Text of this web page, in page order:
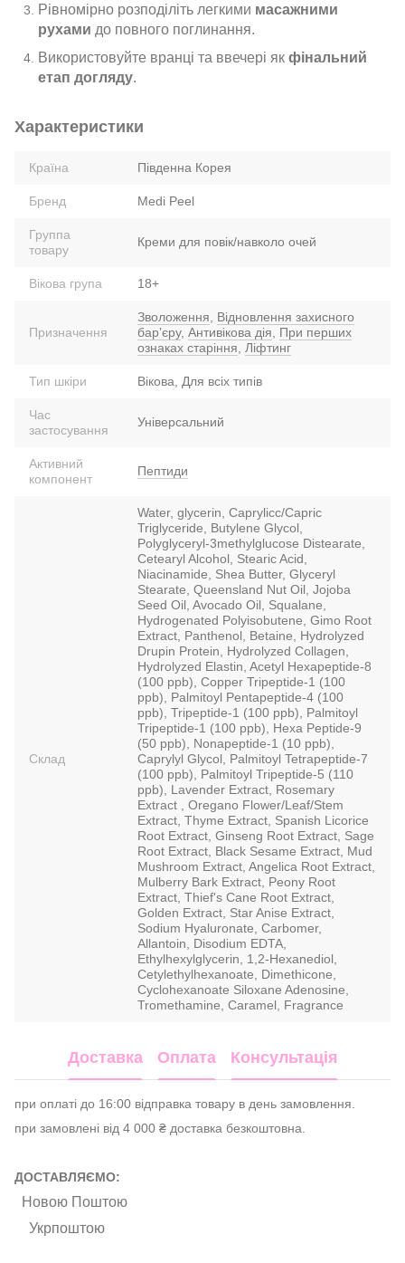
Рівномірно розподіліть легкими масажними
рухами до повного поглинання.
Використовуйте вранці та ввечері як фінальний
етап догляду.
Характеристики
Країна Південна Корея
Бренд Medi Peel
Группа
товару
Креми для повік/навколо очей
Вікова група 18+
Призначення
Зволоження
Відновлення захисного
барʼєру, Антивікова дія
При перших
ознаках старіння
Ліфтинг
Тип шкіри Вікова, Для всіх типів
Час
застосування
Універсальний
Активний
компонент
Пептиди
Склад
Water, glycerin, Caprylicc/Capric
Triglyceride, Butylene Glycol,
Polyglyceryl-3methylglucose Distearate,
Cetearyl Alcohol, Stearic Acid,
Niacinamide, Shea Butter, Glyceryl
Stearate, Queensland Nut Oil, Jojoba
Seed Oil, Avocado Oil, Squalane,
Hydrogenated Polyisobutene, Gimo Root
Extract, Panthenol, Betaine, Hydrolyzed
Drupin Protein, Hydrolyzed Collagen,
Hydrolyzed Elastin, Acetyl Hexapeptide-8
(100 ppb), Copper Tripeptide-1 (100
ppb), Palmitoyl Pentapeptide-4 (100
ppb), Tripeptide-1 (100 ppb), Palmitoyl
Tripeptide-1 (100 ppb), Hexa Peptide-9
(50 ppb), Nonapeptide-1 (10 ppb),
Caprylyl Glycol, Palmitoyl Tetrapeptide-7
(100 ppb), Palmitoyl Tripeptide-5 (110
ppb), Lavender Extract, Rosemary
Extract , Oregano Flower/Leaf/Stem
Extract, Thyme Extract, Spanish Licorice
Root Extract, Ginseng Root Extract, Sage
Root Extract, Black Sesame Extract, Mud
Mushroom Extract, Angelica Root Extract,
Mulberry Bark Extract, Peony Root
Extract, Thief's Cane Root Extract,
Golden Extract, Star Anise Extract,
Sodium Hyaluronate, Carbomer,
Allantoin, Disodium EDTA,
Ethylhexylglycerin, 1,2-Hexanediol,
Cetylethylhexanoate, Dimethicone,
Cyclohexanoate Siloxane Adenosine,
Tromethamine, Caramel, Fragrance
Доставка Оплата Консультація
при оплаті до 16:00 відправка товару в день замовлення.
при замовлені від 4 000 ₴ доставка безкоштовна.
ДОСТАВЛЯЄМО:
Новою Поштою
Укрпоштою